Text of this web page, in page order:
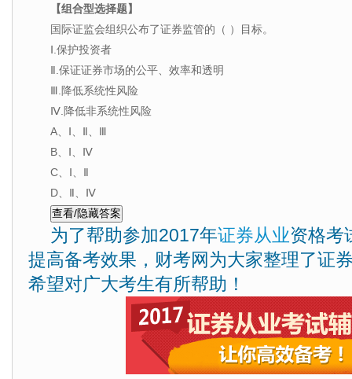
【组合型选择题】
国际证监会组织公布了证券监管的（ ）目标。
Ⅰ.保护投资者
Ⅱ.保证证券市场的公平、效率和透明
Ⅲ.降低系统性风险
Ⅳ.降低非系统性风险
A、Ⅰ、Ⅱ、Ⅲ
B、Ⅰ、Ⅳ
C、Ⅰ、Ⅱ
D、Ⅱ、Ⅳ
为了帮助参加2017年证券从业资格考
提高备考效果，财考网为大家整理了证
希望对广大考生有所帮助！